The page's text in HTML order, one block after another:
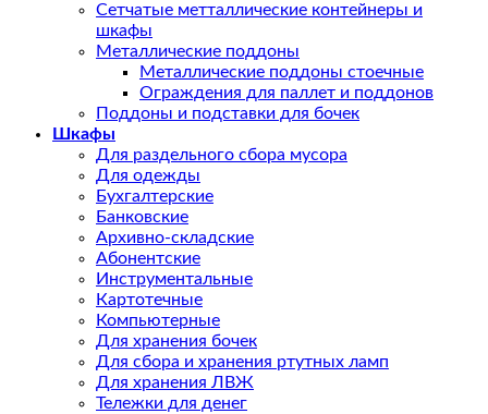
Сетчатые метталлические контейнеры и
шкафы
Металлические поддоны
Металлические поддоны стоечные
Ограждения для паллет и поддонов
Поддоны и подставки для бочек
Шкафы
Для раздельного сбора мусора
Для одежды
Бухгалтерские
Банковские
Архивно-складские
Абонентские
Инструментальные
Картотечные
Компьютерные
Для хранения бочек
Для сбора и хранения ртутных ламп
Для хранения ЛВЖ
Тележки для денег